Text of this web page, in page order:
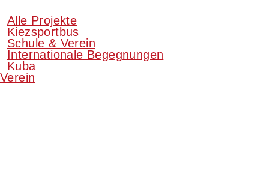
Alle Projekte
Kiezsportbus
Schule & Verein
Internationale Begegnungen
Kuba
Verein